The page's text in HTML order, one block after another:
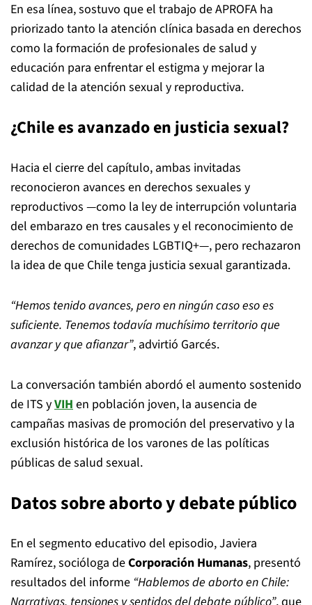
En esa línea, sostuvo que el trabajo de APROFA ha
priorizado tanto la atención clínica basada en derechos
como la formación de profesionales de salud y
educación para enfrentar el estigma y mejorar la
calidad de la atención sexual y reproductiva.
¿Chile es avanzado en justicia sexual?
Hacia el cierre del capítulo, ambas invitadas
reconocieron avances en derechos sexuales y
reproductivos —como la ley de interrupción voluntaria
del embarazo en tres causales y el reconocimiento de
derechos de comunidades LGBTIQ+—, pero rechazaron
la idea de que Chile tenga justicia sexual garantizada.
“Hemos tenido avances, pero en ningún caso eso es
suficiente. Tenemos todavía muchísimo territorio que
avanzar y que afianzar”, advirtió Garcés.
La conversación también abordó el aumento sostenido
de ITS yVIHen población joven, la ausencia de
campañas masivas de promoción del preservativo y la
exclusión histórica de los varones de las políticas
públicas de salud sexual.
Datos sobre aborto y debate público
En el segmento educativo del episodio, Javiera
Ramírez, socióloga deCorporación Humanas, presentó
resultados del informe “Hablemos de aborto en Chile: